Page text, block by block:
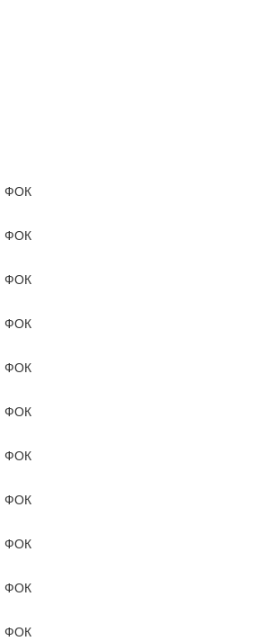
ФОК
ФОК
ФОК
ФОК
ФОК
ФОК
ФОК
ФОК
ФОК
ФОК
ФОК